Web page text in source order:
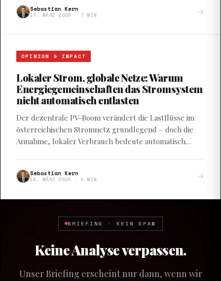
Sebastian Kern
17. MÄRZ 2026 · 7 MIN
OPINION & IMPACT
Lokaler Strom, globale Netze: Warum
Energiegemeinschaften das Stromsystem
nicht automatisch entlasten
Der dezentrale PV-Boom verändert die Lastflüsse im
österreichischen Stromnetz grundlegend – doch die
Annahme, lokaler Verbrauch bedeute automatisch
Sebastian Kern
14. MÄRZ 2026 ·8 MIN
BRIEFING · KEIN SPAM
Keine Analyse verpassen.
Unser Briefing erscheint nur dann, wenn wir